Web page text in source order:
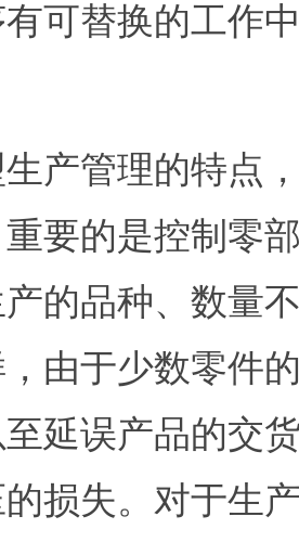
有可替换的工作
管理的特点，
要的是控制零
的品种、数量
由于少数零件
延误产品的交
损失。对于生